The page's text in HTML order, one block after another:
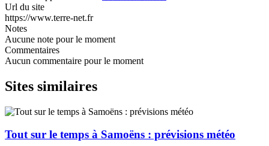
Url du site
https://www.terre-net.fr
Notes
Aucune note pour le moment
Commentaires
Aucun commentaire pour le moment
Sites similaires
Tout sur le temps à Samoëns : prévisions météo